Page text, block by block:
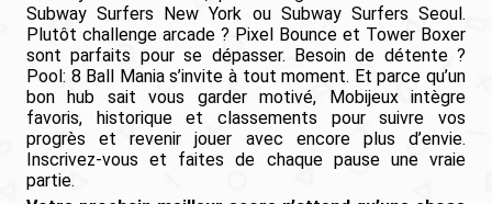
Subway Surfers New York ou Subway Surfers Seoul.
Plutôt challenge arcade ? Pixel Bounce et Tower Boxer
sont parfaits pour se dépasser. Besoin de détente ?
Pool: 8 Ball Mania s’invite à tout moment. Et parce qu’un
bon hub sait vous garder motivé, Mobijeux intègre
favoris, historique et classements pour suivre vos
progrès et revenir jouer avec encore plus d’envie.
Inscrivez-vous et faites de chaque pause une vraie
partie.